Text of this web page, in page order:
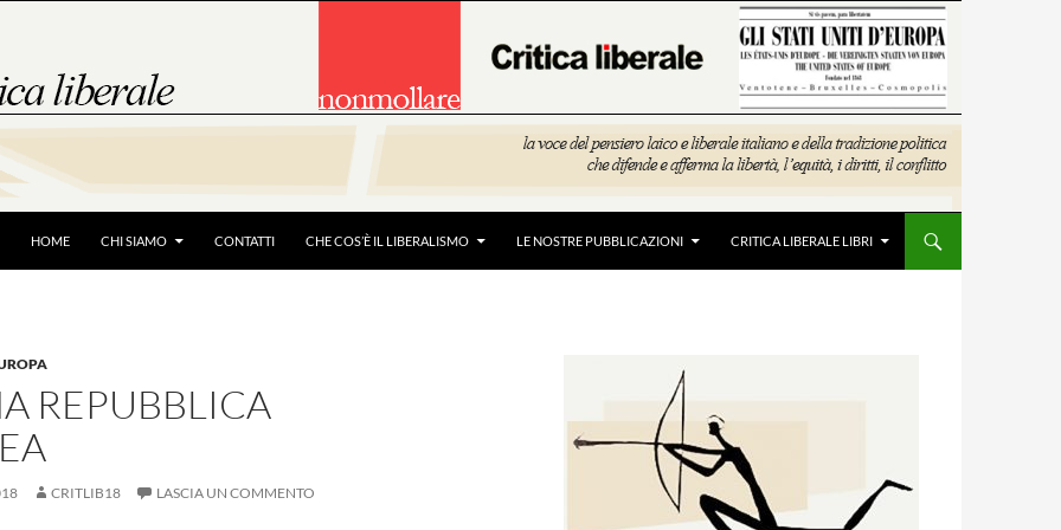
HOME CHI SIAMO CONTATTI CHE COS’È IL LIBERALISMO LE NOSTRE PUBBLICAZIONI CRITICA LIBERALE LIBRI
REPUBBLICA
CRITLIB18 LASCIA UN COMMENTO